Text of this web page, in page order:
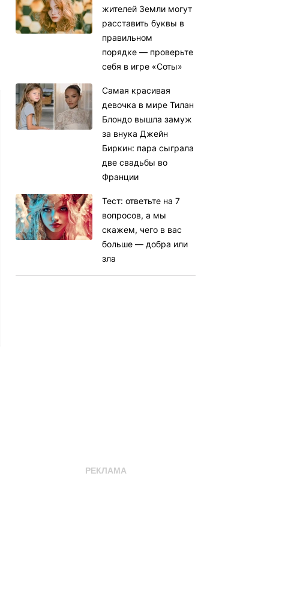
жителей Земли могут
расставить буквы в
правильном
порядке — проверьте
себя в игре «Соты»
Самая красивая
девочка в мире Тилан
Блондо вышла замуж
за внука Джейн
Биркин: пара сыграла
две свадьбы во
Франции
Тест: ответьте на 7
вопросов, а мы
скажем, чего в вас
больше — добра или
зла